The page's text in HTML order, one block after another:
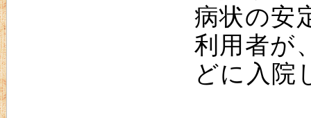
病状の安
利用者が
どに入院